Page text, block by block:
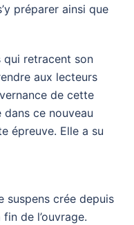
préparer ainsi que
qui retracent son
aux lecteurs
de cette
dans ce nouveau
épreuve. Elle a su
suspens crée depuis
de l’ouvrage.